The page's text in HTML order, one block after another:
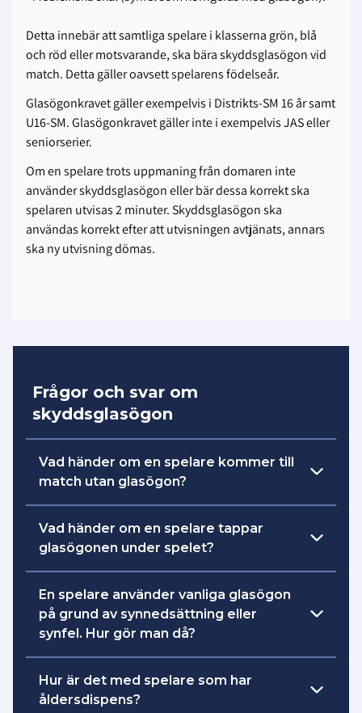
Detta innebär att samtliga spelare i klasserna grön, blå
och röd eller motsvarande, ska bära skyddsglasögon vid
match. Detta gäller oavsett spelarens födelseår.
Glasögonkravet gäller exempelvis i Distrikts-SM 16 år samt
U16-SM. Glasögonkravet gäller inte i exempelvis JAS eller
seniorserier.
Om en spelare trots uppmaning från domaren inte
använder skyddsglasögon eller bär dessa korrekt ska
spelaren utvisas 2 minuter. Skyddsglasögon ska
användas korrekt efter att utvisningen avtjänats, annars
ska ny utvisning dömas.
Frågor och svar om
skyddsglasögon
Vad händer om en spelare kommer till
match utan glasögon?
Det är bra om ledarna har med sig ett par
extra skyddsglasögon om någon har
glömt sina glasögon.
Om en spelare trots uppmaning från
domaren inte använder skyddsglasögon
eller bär dessa korrekt ska spelaren
utvisas 2 minuter. Skyddsglasögon ska
användas korrekt efter att utvisningen
avtjänats, annars ska ny utvisning dömas.
Vad händer om en spelare tappar
glasögonen under spelet?
Spelaren får spela vidare tills nästa
avblåsning.
En spelare använder vanliga glasögon
på grund av synnedsättning eller
synfel. Hur gör man då?
Det finns inget krav på att ha
skyddsglasögon om en spelare har
Hur är det med spelare som har
åldersdispens?